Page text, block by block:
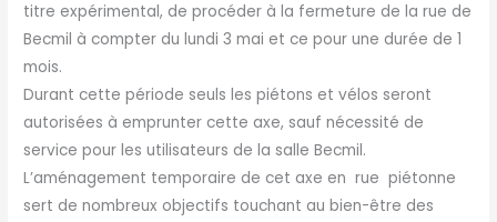
titre expérimental, de procéder à la fermeture de la rue de
Becmil à compter du lundi 3 mai et ce pour une durée de 1
mois.
Durant cette période seuls les piétons et vélos seront
autorisées à emprunter cette axe, sauf nécessité de
service pour les utilisateurs de la salle Becmil.
L’aménagement temporaire de cet axe en rue piétonne
sert de nombreux objectifs touchant au bien-être des